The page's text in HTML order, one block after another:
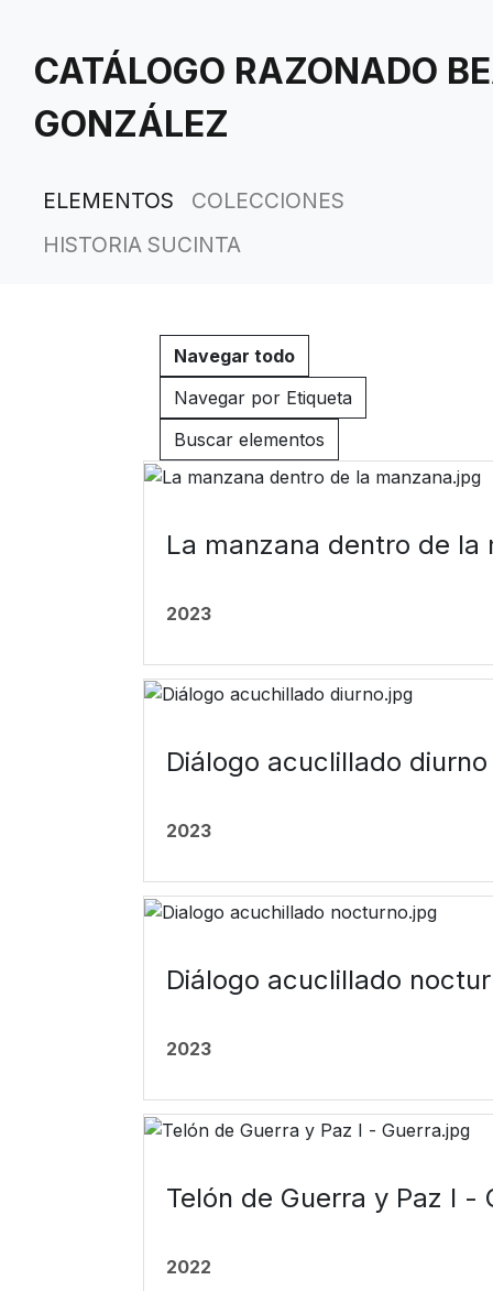
contenido
CATÁLOGO RAZONADO
GONZÁLEZ
ELEMENTOS
COLECCIONES
HISTORIA SUCINTA
Navegar todo
Navegar por Etiqueta
Buscar elementos
La manzana dentro de la
2023
Diálogo acuclillado diurno
2023
Diálogo acuclillado
2023
Telón de Guerra y Paz I -
2022